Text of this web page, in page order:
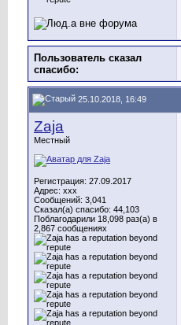
Пользователь сказал
cпасибо:
25.10.2018, 16:49
Zaja
Местный
Регистрация: 27.09.2017
Адрес: ххх
Сообщений: 3,041
Сказал(а) спасибо: 44,103
Поблагодарили 18,098 раз(а) в
2,867 сообщениях